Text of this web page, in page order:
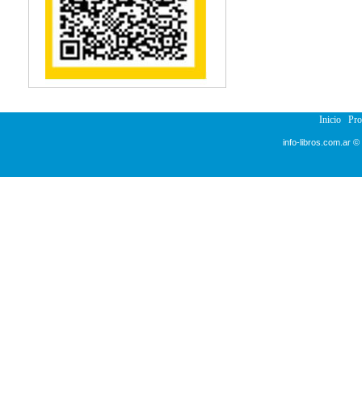
Reumatología
Salud Pública
Semiología
Terapia Ocupacional
Urología
Inicio
info-libros.com.ar